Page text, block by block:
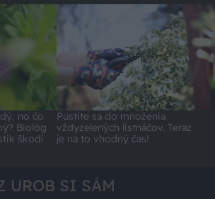
no čo
Biológ
škodí
Pustite sa do množenia
vždyzelených listnáčov. Teraz
je na to vhodný čas!
UROB SI SÁM